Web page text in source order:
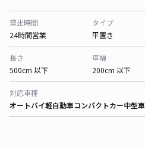
貸出時間
24時間営業
タイプ
平置き
長さ
500cm 以下
車幅
200cm 以下
対応車種
オートバイ軽自動車コンパクトカー中型車